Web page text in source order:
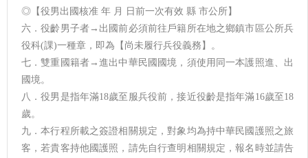
◎【役男出國核准 年 月 日前一次有效 縣 市公所】
六．役齡男子者→出國前必須前往戶籍所在地之鄉鎮市區公所兵
役科(課)一種章，即為【尚未履行兵役義務】。
七．雙重國籍者→進出中華民國國境，須使用同一本護照進、出
國境。
八．役男是指年滿18歲至服兵役前，接近役齡是指年滿16歲至18
歲。
九．本行程所載之簽證相關規定，對象均為持中華民國護照之旅
客，若貴客持他國護照，請先自行查明相關規定，報名時並請告